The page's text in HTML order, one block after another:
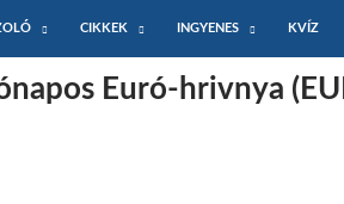
CIKKEK INGYENES KVÍZ
Euró-hrivnya